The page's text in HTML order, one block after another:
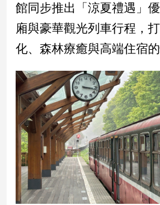
品
觀
點
民
國
會
焦
點
觀
點
館同步推出「涼夏禮遇」
廂與豪華觀光列車行程，
化、森林療癒與高端住宿